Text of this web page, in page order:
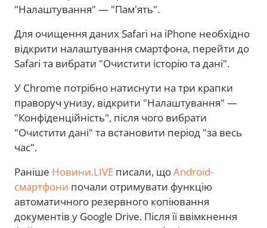
"Налаштування" — "Пам'ять".
Для очищення даних Safari на iPhone необхідно
відкрити налаштування смартфона, перейти до
Safari та вибрати "Очистити історію та дані".
У Chrome потрібно натиснути на три крапки
праворуч унизу, відкрити "Налаштування" —
"Конфіденційність", після чого вибрати
"Очистити дані" та встановити період "за весь
час".
Раніше Новини.LIVE писали, щоAndroid-
смартфони почали отримувати функцію
автоматичного резервного копіювання
документів у Google Drive. Після її ввімкнення